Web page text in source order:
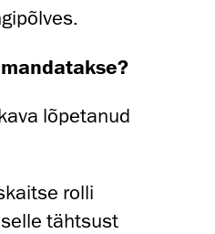
lõpetanud
rolli
tähtsust